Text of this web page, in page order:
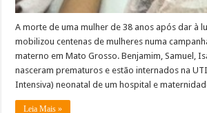
A morte de uma mulher de 38 anos após dar à
mobilizou centenas de mulheres numa
materno em Mato Grosso. Benjamim, Samuel,
nasceram prematuros e estão internados na
Intensiva) neonatal de um hospital e
Leia Mais »